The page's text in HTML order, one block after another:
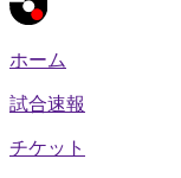
ホーム
試合速報
チケット